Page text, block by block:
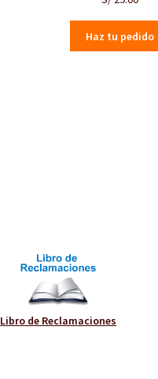
Haz tu pedido
Libro de Reclamaciones